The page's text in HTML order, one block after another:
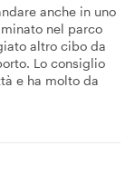
anche in uno
nel parco
altro cibo da
Lo consiglio
e ha molto da